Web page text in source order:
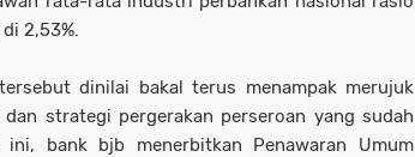
2,53%.
dinilai bakal terus menampak merujuk
strategi pergerakan perseroan yang sudah
bank bjb menerbitkan Penawaran Umum